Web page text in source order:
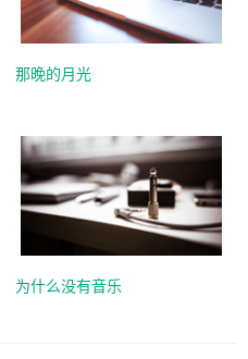
那晚的月光
为什么没有音乐